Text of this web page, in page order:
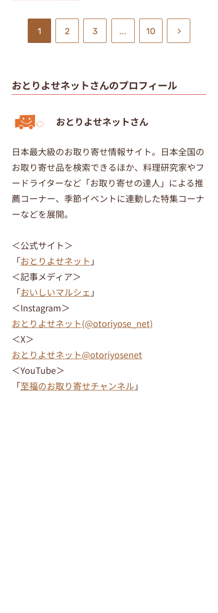
1 2 3 ... 10
おとりよせネットさんのプロフィール
おとりよせネットさん
日本最大級のお取り寄せ情報サイト。日本全国の
お取り寄せ品を検索できるほか、料理研究家やフ
ードライターなど「お取り寄せの達人」による推
薦コーナー、季節イベントに連動した特集コーナ
ーなどを展開。
＜公式サイト＞
「おとりよせネット 」
＜記事メディア＞
「おいしいマルシェ 」
＜Instagram＞
おとりよせネット(@otoriyose_net)
＜X＞
おとりよせネット@otoriyosenet
＜YouTube＞
「至福のお取り寄せチャンネル 」